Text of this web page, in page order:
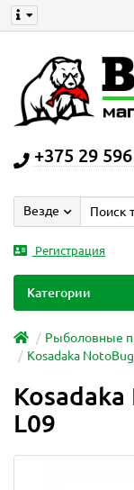
+375 29
Везде
Регистрация
Категории
Рыболовные
Kosadaka
L09